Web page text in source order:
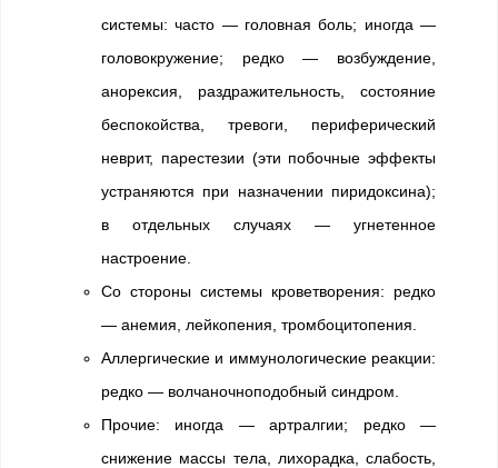
системы: часто — головная боль; иногда —
головокружение; редко — возбуждение,
анорексия, раздражительность, состояние
беспокойства, тревоги, периферический
неврит, парестезии (эти побочные эффекты
устраняются при назначении пиридоксина);
в отдельных случаях — угнетенное
настроение.
Со стороны системы кроветворения: редко
— анемия, лейкопения, тромбоцитопения.
Аллергические и иммунологические реакции:
редко — волчаночноподобный синдром.
Прочие: иногда — артралгии; редко —
снижение массы тела, лихорадка, слабость,